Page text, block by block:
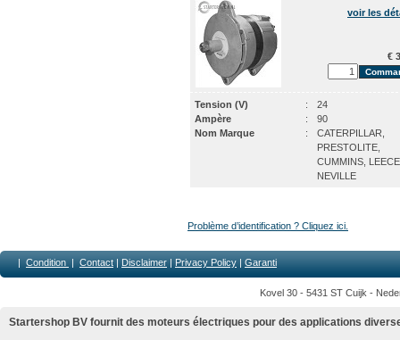
voir les
€
Tension (V) :
24
Ampère
:
90
Nom Marque
:
CATERPILLAR,
PRESTOLITE,
CUMMINS, LEECE
NEVILLE
Problème d’identification ? Cliquez ici.
| Condition | Contact | Disclaimer | Privacy Policy | Garanti
Kovel 30 - 5431 ST Cuijk -
Startershop BV fournit des moteurs électriques pour des applications